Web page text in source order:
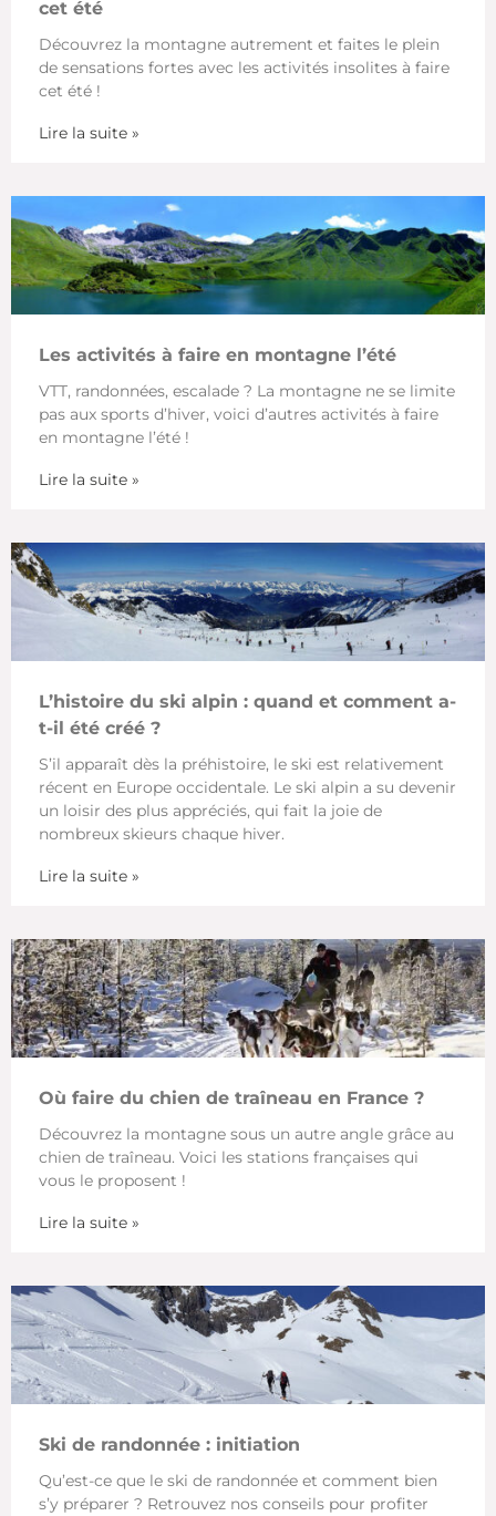
cet été
Découvrez la montagne autrement et faites le plein
de sensations fortes avec les activités insolites à faire
cet été !
Lire la suite »
Les activités à faire en montagne l’été
VTT, randonnées, escalade ? La montagne ne se limite
pas aux sports d’hiver, voici d’autres activités à faire
en montagne l’été !
Lire la suite »
L’histoire du ski alpin : quand et comment a-
t-il été créé ?
S’il apparaît dès la préhistoire, le ski est relativement
récent en Europe occidentale. Le ski alpin a su devenir
un loisir des plus appréciés, qui fait la joie de
nombreux skieurs chaque hiver.
Lire la suite »
Où faire du chien de traîneau en France ?
Découvrez la montagne sous un autre angle grâce au
chien de traîneau. Voici les stations françaises qui
vous le proposent !
Lire la suite »
Ski de randonnée : initiation
Qu’est-ce que le ski de randonnée et comment bien
s’y préparer ? Retrouvez nos conseils pour profiter